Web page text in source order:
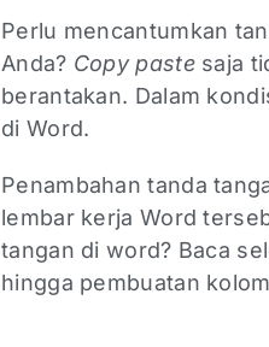
Perlu mencantumkan
Anda? Copy paste saja
berantakan. Dalam
di Word.
Penambahan tanda
lembar kerja Word
tangan di word? Baca
hingga pembuatan